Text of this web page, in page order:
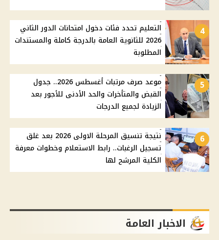
4
التعليم تحدد فئات دخول امتحانات الدور الثاني
2026 للثانوية العامة بالدرجة كاملة والمستندات
المطلوبة
5
موعد صرف مرتبات أغسطس 2026.. جدول
القبض والمتأخرات والحد الأدنى للأجور بعد
الزيادة لجميع الدرجات
6
نتيجة تنسيق المرحلة الاولى 2026 بعد غلق
تسجيل الرغبات.. رابط الاستعلام وخطوات معرفة
الكلية المرشح لها
الاخبار العامة